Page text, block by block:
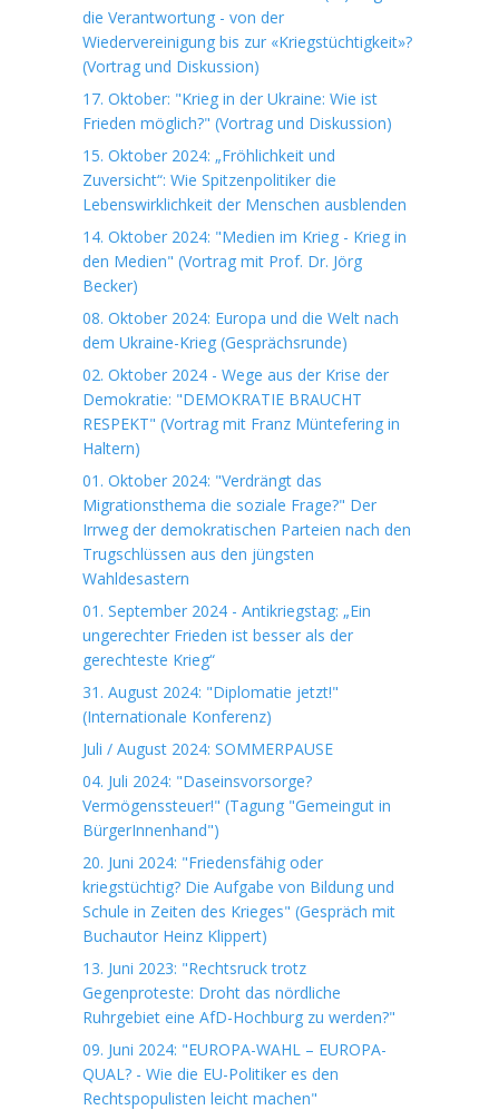
die Verantwortung - von der
Wiedervereinigung bis zur «Kriegstüchtigkeit»?
(Vortrag und Diskussion)
17. Oktober: "Krieg in der Ukraine: Wie ist
Frieden möglich?" (Vortrag und Diskussion)
15. Oktober 2024: „Fröhlichkeit und
Zuversicht“: Wie Spitzenpolitiker die
Lebenswirklichkeit der Menschen ausblenden
14. Oktober 2024: "Medien im Krieg - Krieg in
den Medien" (Vortrag mit Prof. Dr. Jörg
Becker)
08. Oktober 2024: Europa und die Welt nach
dem Ukraine-Krieg (Gesprächsrunde)
02. Oktober 2024 - Wege aus der Krise der
Demokratie: "DEMOKRATIE BRAUCHT
RESPEKT" (Vortrag mit Franz Müntefering in
Haltern)
01. Oktober 2024: "Verdrängt das
Migrationsthema die soziale Frage?" Der
Irrweg der demokratischen Parteien nach den
Trugschlüssen aus den jüngsten
Wahldesastern
01. September 2024 - Antikriegstag: „Ein
ungerechter Frieden ist besser als der
gerechteste Krieg“
31. August 2024: "Diplomatie jetzt!"
(Internationale Konferenz)
Juli / August 2024: SOMMERPAUSE
04. Juli 2024: "Daseinsvorsorge?
Vermögenssteuer!" (Tagung "Gemeingut in
BürgerInnenhand")
20. Juni 2024: "Friedensfähig oder
kriegstüchtig? Die Aufgabe von Bildung und
Schule in Zeiten des Krieges" (Gespräch mit
Buchautor Heinz Klippert)
13. Juni 2023: "Rechtsruck trotz
Gegenproteste: Droht das nördliche
Ruhrgebiet eine AfD-Hochburg zu werden?"
09. Juni 2024: "EUROPA-WAHL – EUROPA-
QUAL? - Wie die EU-Politiker es den
Rechtspopulisten leicht machen"